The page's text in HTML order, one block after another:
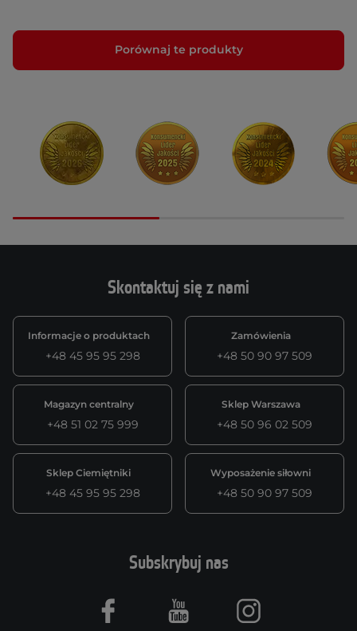
Porównaj te produkty
Skontaktuj się z nami
Informacje o produktach
+48 45 95 95 298
Zamówienia
+48 50 90 97 509
Magazyn centralny
+48 51 02 75 999
Sklep Warszawa
+48 50 96 02 509
Sklep Ciemiętniki
+48 45 95 95 298
Wyposażenie siłowni
+48 50 90 97 509
Subskrybuj nas
Facebook Youtube Instagram